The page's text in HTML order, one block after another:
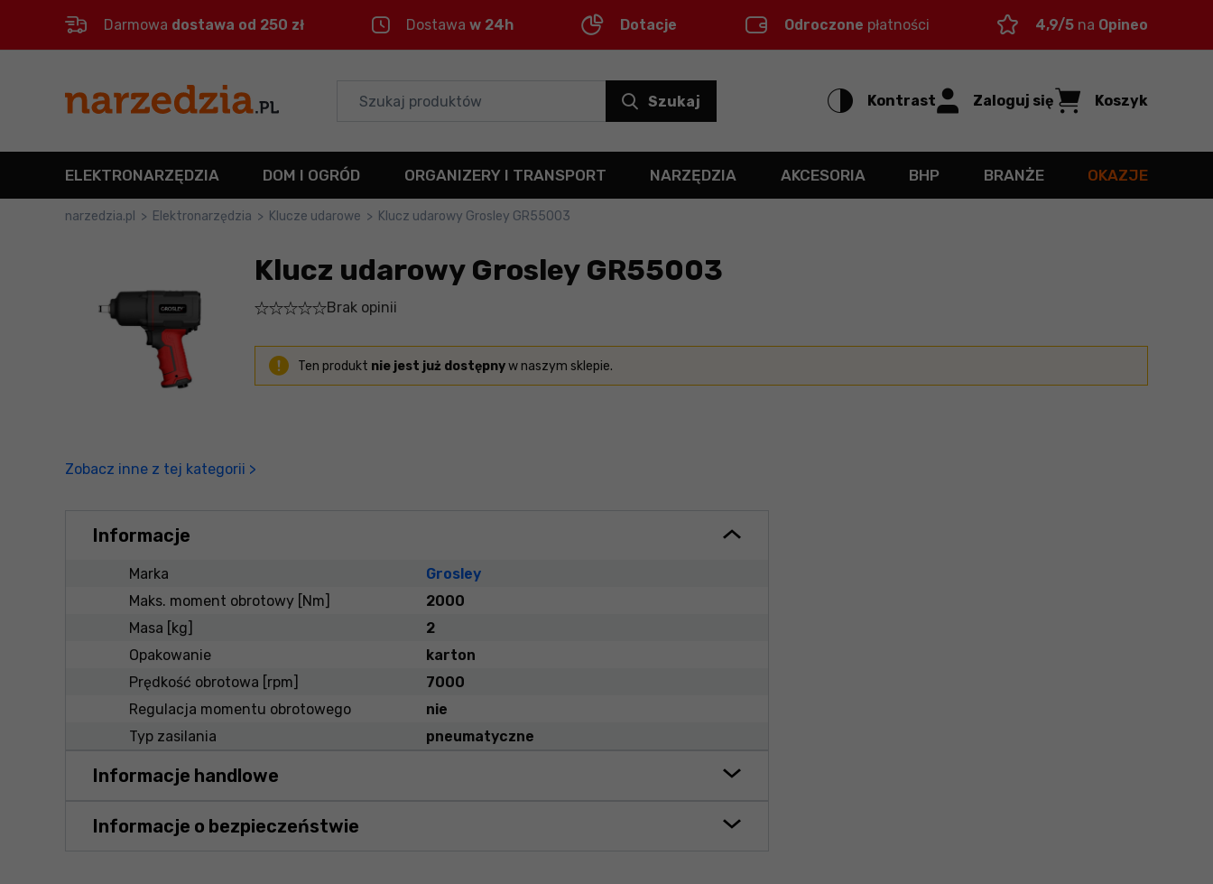
Menu główne
Informacje o produkcie
Szczegółowe informacje
Mapa strony
Darmowa dostawa od 250 zł Dostawa w 24h Dotacje Odroczone płatności 4,9/5 na Opineo
Szukaj Kontrast Zaloguj się Koszyk
ELEKTRONARZĘDZIA DOM I OGRÓD ORGANIZERY I TRANSPORT NARZĘDZIA AKCESORIA BHP BRANŻE OKAZJE
narzedzia.pl > Elektronarzędzia > Klucze udarowe > Klucz udarowy Grosley GR55003
Klucz udarowy Grosley GR55003
Brak opinii
Ten produkt nie jest już dostępnyw naszym sklepie.
Zobacz inne z tej kategorii >
Informacje
Marka
Grosley
Maks. moment obrotowy [Nm]
2000
Masa [kg]
2
Opakowanie
karton
Prędkość obrotowa [rpm]
7000
Regulacja momentu obrotowego
nie
Typ zasilania
pneumatyczne
Informacje handlowe
Informacje o bezpieczeństwie